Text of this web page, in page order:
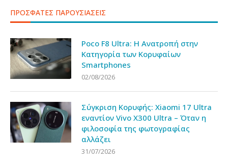
ΠΡΟΣΦΑΤΕΣ ΠΑΡΟΥΣΙΑΣΕΙΣ
Poco F8 Ultra: Η Ανατροπή στην
Κατηγορία των Κορυφαίων
Smartphones
02/08/2026
Σύγκριση Κορυφής: Xiaomi 17 Ultra
εναντίον Vivo X300 Ultra – Όταν η
φιλοσοφία της φωτογραφίας
αλλάζει
31/07/2026